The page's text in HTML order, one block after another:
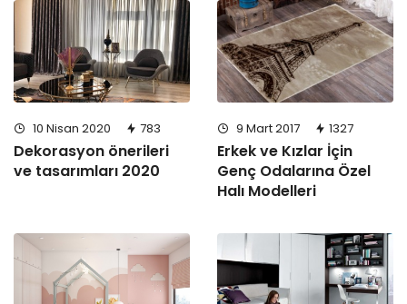
10 Nisan 2020 783
Dekorasyon önerileri
ve tasarımları 2020
9 Mart 2017 1327
Erkek ve Kızlar İçin
Genç Odalarına Özel
Halı Modelleri